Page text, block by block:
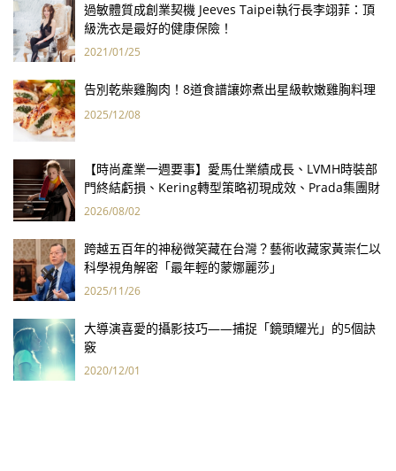
過敏體質成創業契機 Jeeves Taipei執行長李翊菲：頂
級洗衣是最好的健康保險！
2021/01/25
告別乾柴雞胸肉！8道食譜讓妳煮出星級軟嫩雞胸料理
2025/12/08
【時尚產業一週要事】愛馬仕業績成長、LVMH時裝部
門終結虧損、Kering轉型策略初現成效、Prada集團財
報亮眼
2026/08/02
跨越五百年的神秘微笑藏在台灣？藝術收藏家黃崇仁以
科學視角解密「最年輕的蒙娜麗莎」
2025/11/26
大導演喜愛的攝影技巧——捕捉「鏡頭耀光」的5個訣
竅
2020/12/01